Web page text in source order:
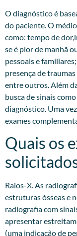
O diagnóstico é
do paciente. O
como: tempo de
se é pior de manhã
pessoais e
presença de
entre outros. Além
busca de sinais
diagnóstico. Uma
exames
Quais os
Raios-X. As
estruturas ósseas e
radiografia com
apresentar
(uma indicação de